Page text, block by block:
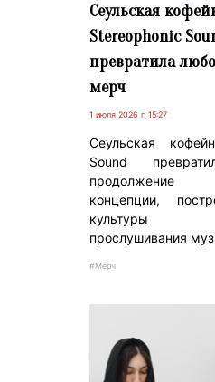
Сеульская
Stereophonic
превратила
мерч
1 июля 2026 г. 15:27
Сеульская
Sound
продолжение
концепции,
культуры
прослушивания
#Мерч